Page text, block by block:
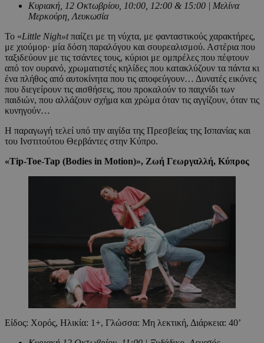
Κυριακή, 12 Οκτωβρίου, 10:00, 12:00 & 15:00 | Μελίνα
Μερκούρη, Λευκωσία
Το «Little Nigh»tπαίζει με τη νύχτα, με φανταστικούς χαρακτήρες,
με χιούμορ· μία δόση παραλόγου και σουρεαλισμού. Αστέρια που
ταξιδεύουν με τις τσάντες τους, κύριοι με ομπρέλες που πέφτουν
από τον ουρανό, χρωματιστές κηλίδες που κατακλύζουν τα πάντα κι
ένα πλήθος από αυτοκίνητα που τις αποφεύγουν… Δυνατές εικόνες
που διεγείρουν τις αισθήσεις, που προκαλούν το παιχνίδι των
παιδιών, που αλλάζουν σχήμα και χρώμα όταν τις αγγίζουν, όταν τις
κυνηγούν…
Η παραγωγή τελεί υπό την αιγίδα της Πρεσβείας της Ισπανίας και
του Ινστιτούτου Θερβάντες στην Κύπρο.
«Tip-Toe-Tap (Bodies in Motion)», Ζωή Γεωργαλλή, Κύπρος
Είδος: Χορός, Ηλικία: 1+, Γλώσσα: Μη λεκτική, Διάρκεια: 40’